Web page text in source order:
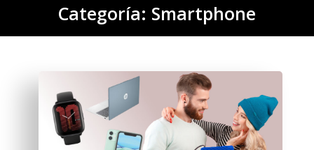
Categoría: Smartphone